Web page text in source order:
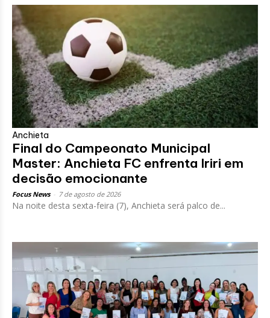
Anchieta
Final do Campeonato Municipal
Master: Anchieta FC enfrenta Iriri em
decisão emocionante
Focus News 7 de agosto de 2026
Na noite desta sexta-feira (7), Anchieta será palco de...